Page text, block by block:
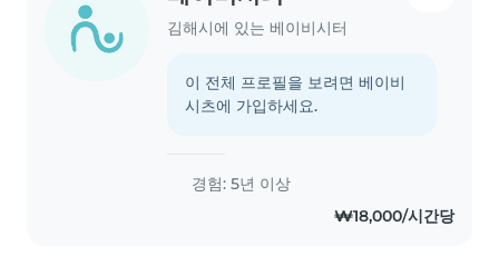
김해시에 있는 베이비시터
이 전체 프로필을 보려면 베이비
시츠에 가입하세요.
경험: 5년 이상
₩18,000/시간당